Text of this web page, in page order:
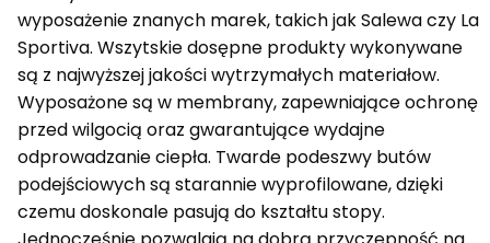
wyposażenie znanych marek, takich jak Salewa czy La
Sportiva. Wszytskie dosępne produkty wykonywane
są z najwyższej jakości wytrzymałych materiałow.
Wyposażone są w membrany, zapewniające ochronę
przed wilgocią oraz gwarantujące wydajne
odprowadzanie ciepła. Twarde podeszwy butów
podejściowych są starannie wyprofilowane, dzięki
czemu doskonale pasują do kształtu stopy.